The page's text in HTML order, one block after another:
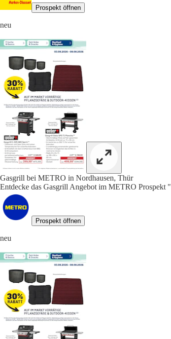
Prospekt öffnen
neu
Gasgrill bei METRO in Nordhausen, Thür
Entdecke das Gasgrill Angebot im METRO Prospekt
Prospekt öffnen
neu